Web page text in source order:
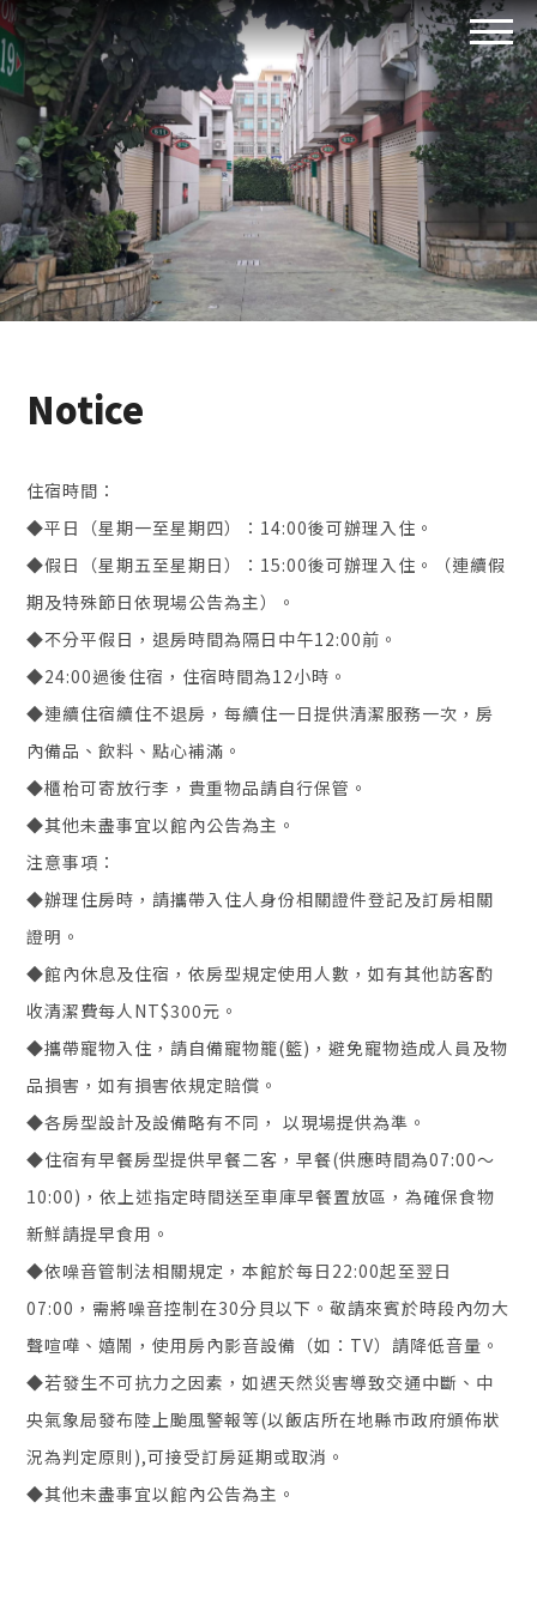
Notice
住宿時間：
◆平日（星期一至星期四）：14:00後可辦理入住。
◆假日（星期五至星期日）：15:00後可辦理入住。（連續假
期及特殊節日依現場公告為主）。
◆不分平假日，退房時間為隔日中午12:00前。
◆24:00過後住宿，住宿時間為12小時。
◆連續住宿續住不退房，每續住一日提供清潔服務一次，房
內備品、飲料、點心補滿。
◆櫃枱可寄放行李，貴重物品請自行保管。
◆其他未盡事宜以館內公告為主。
注意事項：
◆辦理住房時，請攜帶入住人身份相關證件登記及訂房相關
證明。
◆館內休息及住宿，依房型規定使用人數，如有其他訪客酌
收清潔費每人NT$300元。
◆攜帶寵物入住，請自備寵物籠(籃)，避免寵物造成人員及物
品損害，如有損害依規定賠償。
◆各房型設計及設備略有不同， 以現場提供為準。
◆住宿有早餐房型提供早餐二客，早餐(供應時間為07:00～
10:00)，依上述指定時間送至車庫早餐置放區，為確保食物
新鮮請提早食用。
◆依噪音管制法相關規定，本館於每日22:00起至翌日
07:00，需將噪音控制在30分貝以下。敬請來賓於時段內勿大
聲喧嘩、嬉鬧，使用房內影音設備（如：TV）請降低音量。
◆若發生不可抗力之因素，如遇天然災害導致交通中斷、中
央氣象局發布陸上颱風警報等(以飯店所在地縣市政府頒佈狀
況為判定原則),可接受訂房延期或取消。
◆其他未盡事宜以館內公告為主。